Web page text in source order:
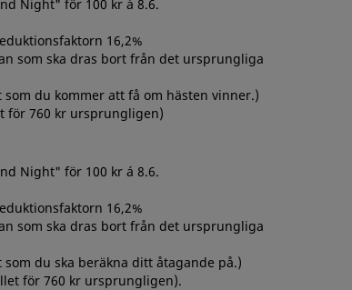
Night" för 100 kr á 8.6.
16,2%
som ska dras bort från det ursprungliga
du kommer att få om hästen vinner.)
för 760 kr ursprungligen)
Night" för 100 kr á 8.6.
16,2%
som ska dras bort från det ursprungliga
du ska beräkna ditt åtagande på.)
för 760 kr ursprungligen).